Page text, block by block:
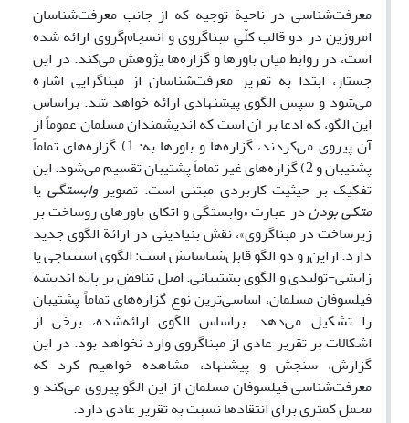
معرفت‌شناسی در ناحیة توجیه که از جانب معرفت‌شناسان
امروزین در دو قالب کلّیِ مبناگروی و انسجام‌گروی ارائه شده
است، در روابط میان باورها و گزاره‌ها پژوهش می‌کند. در این
جستار، ابتدا به تقریر معرفت‌شناسان از مبناگرایی اشاره
می‌شود و سپس الگوی پیشنهادی ارائه خواهد شد. براساس
این الگو، که ادعا بر آن است که اندیشمندان مسلمان عموماً از
آن پیروی می‌کردند، گزاره‌ها و باورها به: 1) گزاره‌های تماماً
پشتیبان و 2) گزاره‌های غیر تماماً پشتیبان تقسیم می‌شود. این
تفکیک بر حیثیت کاربردی مبتنی است. تصویروابستگی یا
متکی بودندر عبارت «وابستگی و اتکای باورهای روساخت بر
زیرساخت در مبناگروی»، نقش بنیادینی در ارائة الگوی جدید
دارد. ازاین‌رو دو الگو قابل‌شناسانش است: الگوی استنتاجی یا
زایشی-تولیدی و الگوی پشتیبانی. اصل تناقض بر پایة اندیشة
فیلسوفان مسلمان، اساسی‌ترین نوع گزاره‌های تماماً پشتیبان
را تشکیل می‌دهد. براساس الگوی ارائه‌شده، برخی از
اشکالات بر تقریر عادی از مبناگروی وارد نخواهد بود. در این
گزارش، سنجش و پیشنهاد، مشاهده خواهیم کرد که
معرفت‌شناسی فیلسوفان مسلمان از این الگو پیروی می‌کند و
محمل کمتری برای انتقادها نسبت به تقریر عادی دارد.